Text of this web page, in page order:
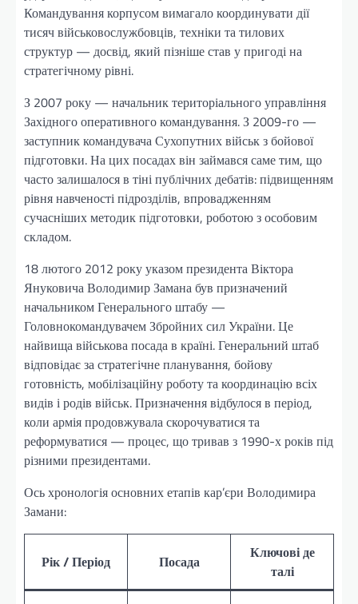
Командування корпусом вимагало координувати дії
тисяч військовослужбовців, техніки та тилових
структур — досвід, який пізніше став у пригоді на
стратегічному рівні.
З 2007 року — начальник територіального управління
Західного оперативного командування. З 2009-го —
заступник командувача Сухопутних військ з бойової
підготовки. На цих посадах він займався саме тим, що
часто залишалося в тіні публічних дебатів: підвищенням
рівня навченості підрозділів, впровадженням
сучасніших методик підготовки, роботою з особовим
складом.
18 лютого 2012 року указом президента Віктора
Януковича Володимир Замана був призначений
начальником Генерального штабу —
Головнокомандувачем Збройних сил України. Це
найвища військова посада в країні. Генеральний штаб
відповідає за стратегічне планування, бойову
готовність, мобілізаційну роботу та координацію всіх
видів і родів військ. Призначення відбулося в період,
коли армія продовжувала скорочуватися та
реформуватися — процес, що тривав з 1990-х років під
різними президентами.
Ось хронологія основних етапів кар’єри Володимира
Замани:
Рік / Період Посада
Ключові де
талі